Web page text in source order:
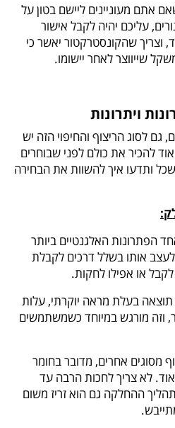
אתם מעוניינים ליישם בטון על
עליכם יהיה לקבל אישור
וצריך שהקונסטרקטור יאשר כי
שייווצר לאחר יישומו.
ויתרונות
גם לסוג הריצוף והחיפוי הזה יש
להכיר את כולם לפני שבוחרים
ותדעו איך להשוות את הבחירה
הפתרונות האלגנטיים ביותר
לעצב אותו בשלל דרכים לקבלת
או אפילו לחקות.
בעלת מראה יוקרתי, עלות
וזה מורגש במיוחד כשמשתמשים
מסוגים אחרים, מדובר בחומר
לא צריך לחכות הרבה עד
ההחלקה גם הוא זריז משום